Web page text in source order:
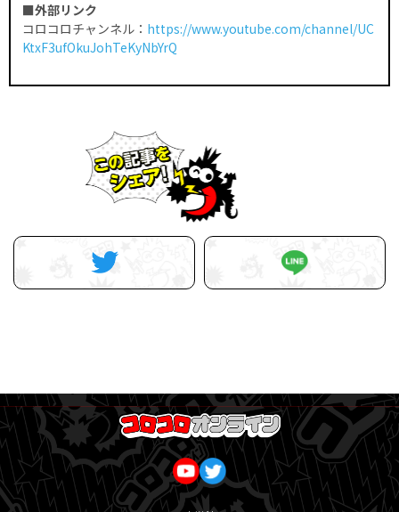
■外部リンク
コロコロチャンネル： https://www.youtube.com/channel/UC
KtxF3ufOkuJohTeKyNbYrQ